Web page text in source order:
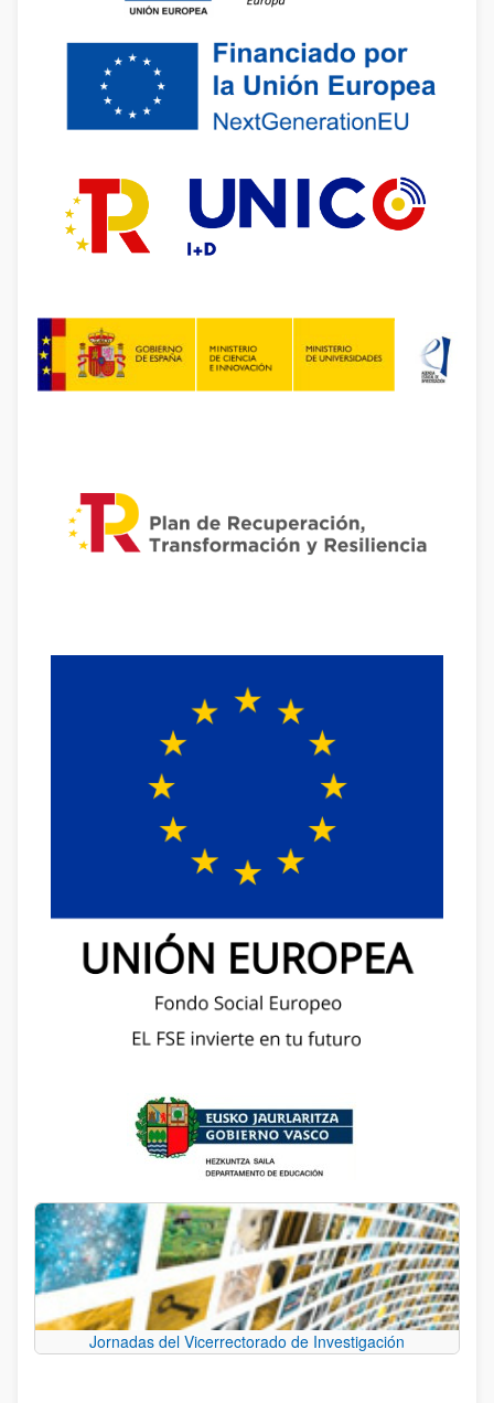
Jornadas del Vicerrectorado de Investigación